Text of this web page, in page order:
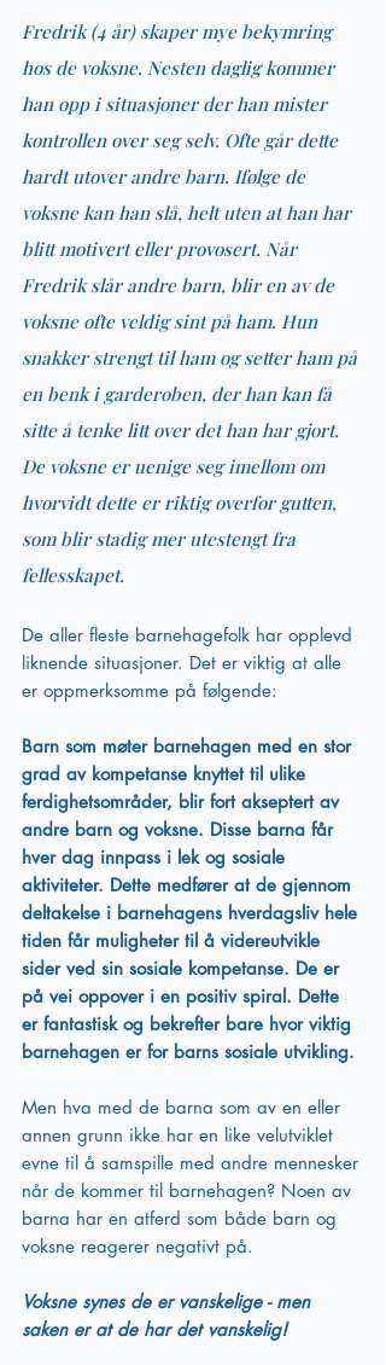
Fredrik (4 år) skaper mye bekymring
hos de voksne. Nesten daglig kommer
han opp i situasjoner der han mister
kontrollen over seg selv. Ofte går dette
hardt utover andre barn. Ifølge de
voksne kan han slå, helt uten at han har
blitt motivert eller provosert. Når
Fredrik slår andre barn, blir en av de
voksne ofte veldig sint på ham. Hun
snakker strengt til ham og setter ham på
en benk i garderoben, der han kan få
sitte å tenke litt over det han har gjort.
De voksne er uenige seg imellom om
hvorvidt dette er riktig overfor gutten,
som blir stadig mer utestengt fra
fellesskapet.
De aller fleste barnehagefolk har opplevd
liknende situasjoner. Det er viktig at alle
er oppmerksomme på følgende:
Barn som møter barnehagen med en stor
grad av kompetanse knyttet til ulike
ferdighetsområder, blir fort akseptert av
andre barn og voksne. Disse barna får
hver dag innpass i lek og sosiale
aktiviteter. Dette medfører at de gjennom
deltakelse i barnehagens hverdagsliv hele
tiden får muligheter til å videreutvikle
sider ved sin sosiale kompetanse. De er
på vei oppover i en positiv spiral. Dette
er fantastisk og bekrefter bare hvor viktig
barnehagen er for barns sosiale utvikling.
Men hva med de barna som av en eller
annen grunn ikke har en like velutviklet
evne til å samspille med andre mennesker
når de kommer til barnehagen? Noen av
barna har en atferd som både barn og
voksne reagerer negativt på.
Voksne synes de er vanskelige - men
saken er at de har det vanskelig!